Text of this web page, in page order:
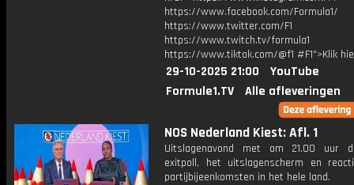
https://www.facebook.com/Formula1/
https://www.twitter.com/F1
https://www.twitch.tv/formula1
https://www.tiktok.com/@f1 #F1">Klik
29-10-2025 21:00
YouTube
Formule1.TV
Alle afleveringen
NOS Nederland Kiest: Afl. 1
Uitslagenavond met om 21.00 uur
exitpoll, het uitslagenscherm en
partijbijeenkomsten in het hele land.